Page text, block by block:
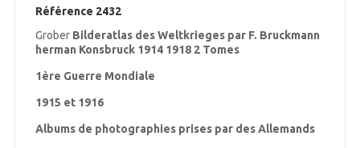
Référence 2432
GroberBilderatlas des Weltkrieges par F. Bruckmann
herman Konsbruck 1914 1918 2 Tomes
1ère Guerre Mondiale
1915 et 1916
Albums de photographies prises par des Allemands